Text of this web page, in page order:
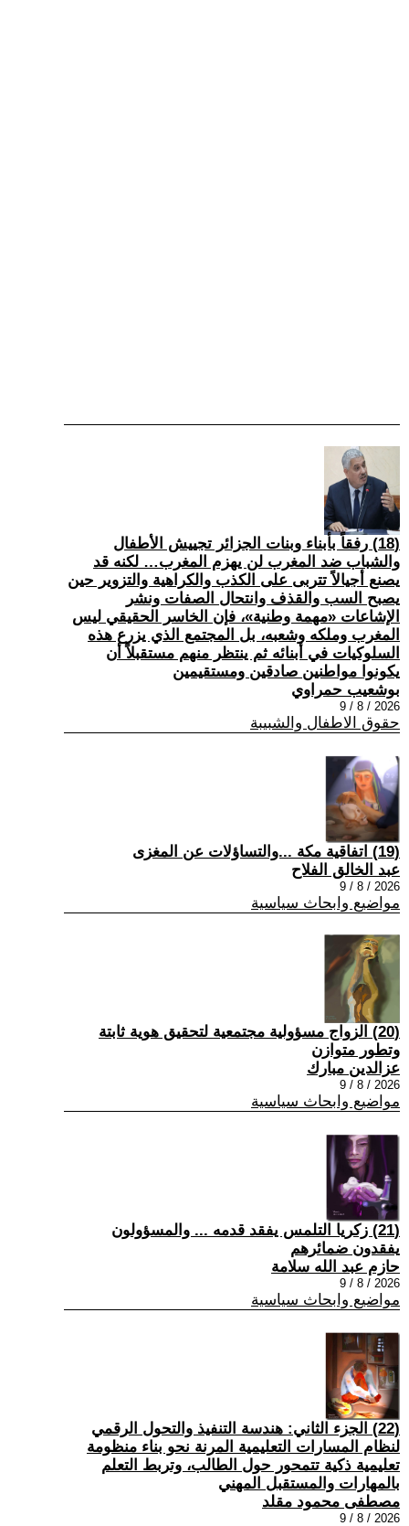
(18) رفقاً بأبناء وبنات الجزائر تجييش الأطفال
والشباب ضد المغرب لن يهزم المغرب… لكنه قد
يصنع أجيالاً تتربى على الكذب والكراهية والتزوير حين
يصبح السب والقذف وانتحال الصفات ونشر
الإشاعات «مهمة وطنية»، فإن الخاسر الحقيقي ليس
المغرب وملكه وشعبه، بل المجتمع الذي يزرع هذه
السلوكيات في أبنائه ثم ينتظر منهم مستقبلاً أن
يكونوا مواطنين صادقين ومستقيمين
بوشعيب حمراوي
2026 / 8 / 9
حقوق الاطفال والشبيبة
(19) اتفاقية مكة ...والتساؤلات عن المغزى
عبد الخالق الفلاح
2026 / 8 / 9
مواضيع وابحاث سياسية
(20) الزواج مسؤولية مجتمعية لتحقيق هوية ثابتة
وتطور متوازن
عزالدين مبارك
2026 / 8 / 9
مواضيع وابحاث سياسية
(21) زكريا التلمس يفقد قدمه ... والمسؤولون
يفقدون ضمائرهم
حازم عبد الله سلامة
2026 / 8 / 9
مواضيع وابحاث سياسية
(22) الجزء الثاني: هندسة التنفيذ والتحول الرقمي
لنظام المسارات التعليمية المرنة نحو بناء منظومة
تعليمية ذكية تتمحور حول الطالب، وتربط التعلم
بالمهارات والمستقبل المهني
مصطفى محمود مقلد
2026 / 8 / 9